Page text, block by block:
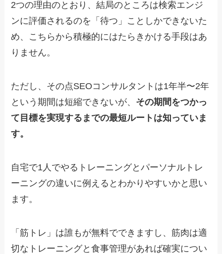
2つの理由のとおり、結局のところは検索エンジ
ンに評価されるのを「待つ」ことしかできないた
め、こちらから積極的にはたらきかける手段はあ
りません。
ただし、その点SEOコンサルタントは1年半〜2年
という期間は短縮できないが、 その期間をつかっ
て目標を実現するまでの最短ルートは知っていま
す。
自宅で1人でやるトレーニングとパーソナルトレ
ーニングの違いに例えるとわかりやすいかと思い
ます。
「筋トレ」は誰もが無料でできますし、筋肉は適
切なトレーニングと食事管理があれば確実につい